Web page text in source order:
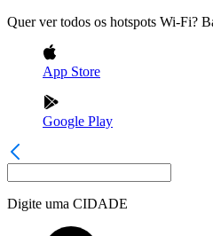
Quer ver todos os hotspots Wi-Fi?
App Store
Google Play
Digite uma CIDADE